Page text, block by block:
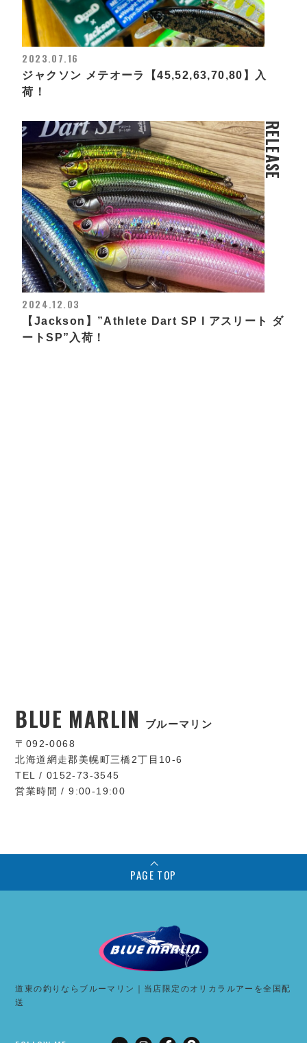
2023.07.16
ジャクソン メテオーラ【45,52,63,70,80】入
荷！
RELEASE
2024.12.03
【Jackson】”Athlete Dart SP l アスリート ダ
ートSP”入荷！
BLUE MARLIN ブルーマリン
〒092-0068
北海道網走郡美幌町三橋2丁目10-6
TEL / 0152-73-3545
営業時間 / 9:00-19:00
PAGE TOP
道東の釣りならブルーマリン｜当店限定のオリカラルアーを全国配
送